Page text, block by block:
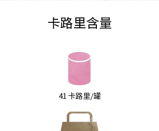
卡路里含量
41 卡路里/罐